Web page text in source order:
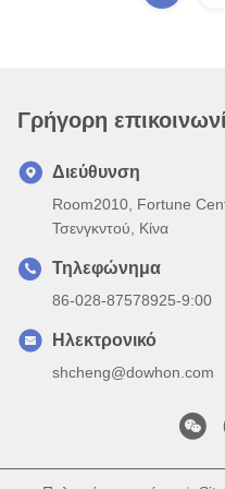
Γρήγορη
Διεύθυνση
Room2010, Fortune
Τσενγκντού, Κίνα
Τηλεφώνημα
86-028-87578925-9:00
Ηλεκτρονικό
shcheng@dowhon.com